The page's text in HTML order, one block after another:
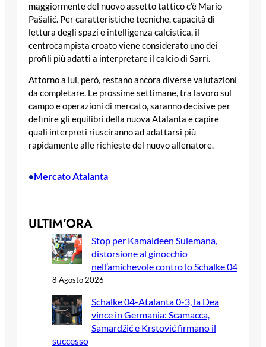
maggiormente del nuovo assetto tattico c’è Mario
Pašalić. Per caratteristiche tecniche, capacità di
lettura degli spazi e intelligenza calcistica, il
centrocampista croato viene considerato uno dei
profili più adatti a interpretare il calcio di Sarri.
Attorno a lui, però, restano ancora diverse valutazioni
da completare. Le prossime settimane, tra lavoro sul
campo e operazioni di mercato, saranno decisive per
definire gli equilibri della nuova Atalanta e capire
quali interpreti riusciranno ad adattarsi più
rapidamente alle richieste del nuovo allenatore.
•Mercato Atalanta
ULTIM’ORA
Stop per Kamaldeen Sulemana,
distorsione al ginocchio
nell’amichevole contro lo Schalke 04
8 Agosto 2026
Schalke 04-Atalanta 0-3, la Dea
vince in Germania: Scamacca,
Samardžić e Krstović firmano il
successo